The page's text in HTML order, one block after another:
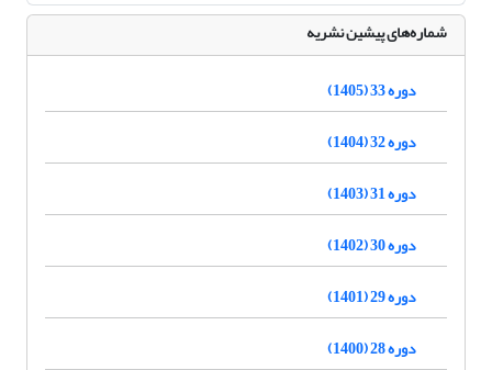
شماره‌های پیشین نشریه
دوره 33 (1405)
دوره 32 (1404)
دوره 31 (1403)
دوره 30 (1402)
دوره 29 (1401)
دوره 28 (1400)